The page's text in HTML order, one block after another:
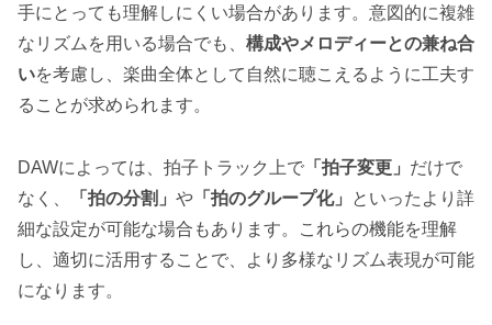
手にとっても理解しにくい場合があります。意図的に複雑
なリズムを用いる場合でも、 構成やメロディーとの兼ね合
いを考慮し、楽曲全体として自然に聴こえるように工夫す
ることが求められます。
DAWによっては、拍子トラック上で 「拍子変更」 だけで
なく、
「拍の分割」 や 「拍のグループ化」
といったより詳
細な設定が可能な場合もあります。これらの機能を理解
し、適切に活用することで、より多様なリズム表現が可能
になります。